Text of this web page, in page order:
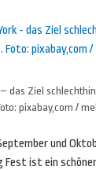
– das Ziel
pixabay,com /
und
ist ein